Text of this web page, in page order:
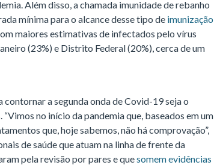
Além disso, a chamada imunidade de rebanho
mínima para o alcance desse tipo de imunização
maiores estimativas de infectados pelo vírus
(23%) e Distrito Federal (20%), cerca de um
a segunda onda de Covid-19 seja o
no início da pandemia que, baseados em um
que, hoje sabemos, não há comprovação”,
de saúde que atuam na linha de frente da
pela revisão por pares e quesomem evidências